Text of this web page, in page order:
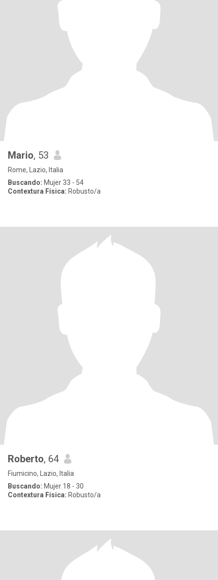
Mario, 53
Rome, Lazio, Italia
Buscando: Mujer 33 - 54
Contextura Física: Robusto/a
Roberto, 64
Fiumicino, Lazio, Italia
Buscando: Mujer 18 - 30
Contextura Física: Robusto/a